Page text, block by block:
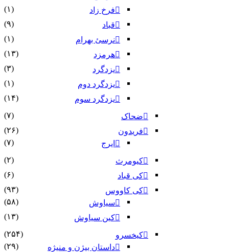
فرخ زاد
(۱)
قباد
(۹)
نرسئ بهرام‏
(۱)
هرمزد
(۱۳)
یزدگرد
(۳)
یزدگرد دوم
(۱)
یزدگرد سوم
(۱۴)
ضحاک
(۷)
فریدون
(۲۶)
ایرج
(۷)
کیومرث
(۲)
کی قباد
(۶)
کی کاووس
(۹۳)
سیاوش
(۵۸)
کین سیاوش
(۱۳)
کیخسرو
(۲۵۴)
داستان بیژن و منیژه
(۲۹)